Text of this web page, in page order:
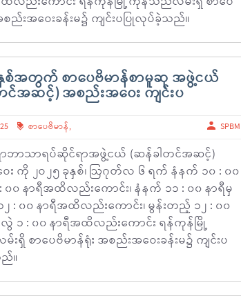
စည်းအဝေးခန်းမ၌ ကျင်းပပြုလုပ်ခဲ့သည်။
နှစ်အတွက် စာပေဗိမာန်စာမူဆု အဖွဲ့ငယ်
င်အဆင့်) အစည်းအဝေး ကျင်းပ
စာပေဗိမာန်, SPBM
ာသာရပ်ဆိုင်ရာအဖွဲ့ငယ် (ဆန်ခါတင်အဆင့်)
း ကို ၂ဝ၂၅ ခုနှစ်၊ ဩဂုတ်လ ၆ ရက် နံနက် ၁၀ : ၀၀
၀၀ နာရီအထိလည်းကောင်း၊ နံနက် ၁၁ : ၀၀ နာရီမှ
: ၀၀ နာရီအထိလည်းကောင်း၊ မွန်းတည့် ၁၂ : ၀၀
လွဲ ၁ : ၀၀ နာရီအထိလည်းကောင်း ရန်ကုန်မြို့
စာပေဗိမာန်ရုံး အစည်းအဝေးခန်းမ၌ ကျင်းပ
။